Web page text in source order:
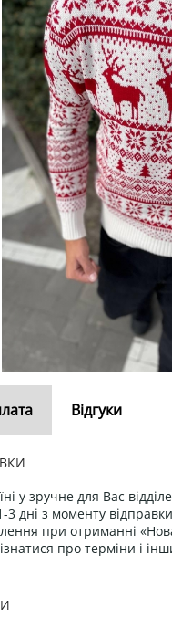
Відгуки
у зручне для Вас
3 дні з моменту
при отриманні
про терміни і